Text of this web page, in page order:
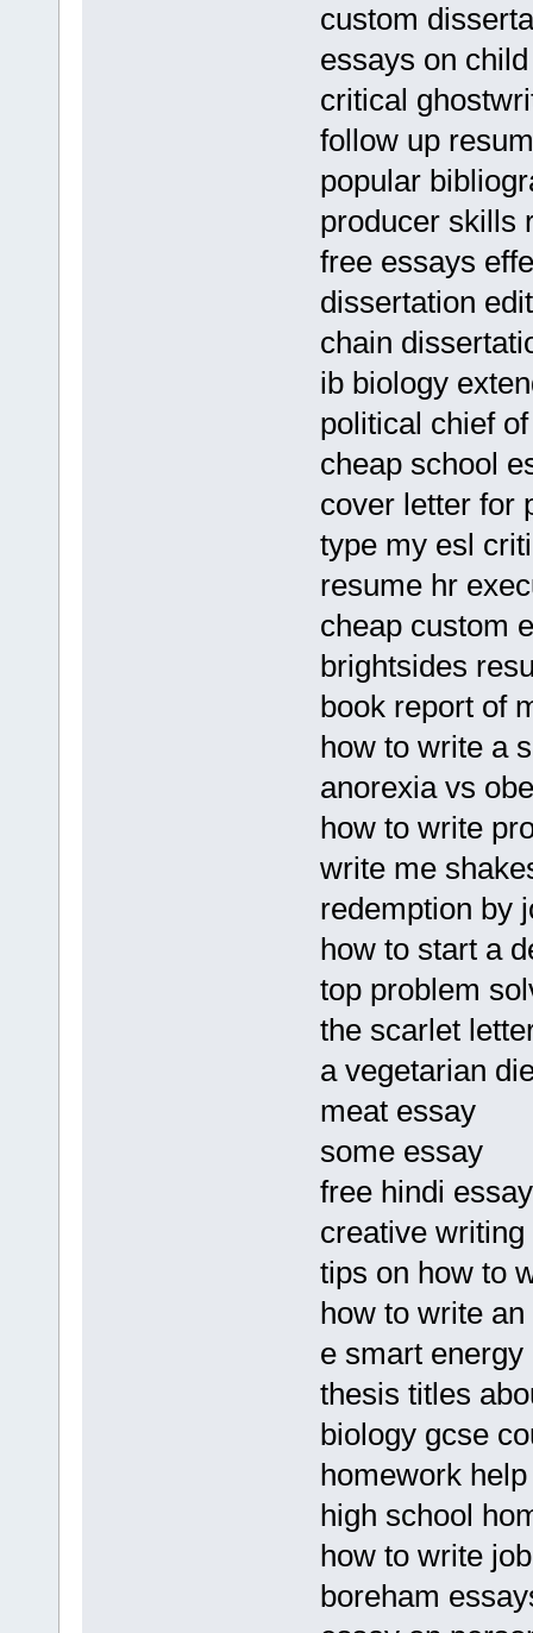
custom
essays on
critical
follow up
popular
producer skills
free essays
dissertation
chain
ib biology
political chief
cheap school
cover letter for
type my esl
resume hr
cheap custom
brightsides
book report of
how to write a
anorexia vs
how to write
write me
redemption by
how to start a
top problem
the scarlet
a vegetarian
meat essay
some essay
free hindi
creative
tips on how to
how to write
e smart
thesis titles
biology gcse
homework
high school
how to write
boreham